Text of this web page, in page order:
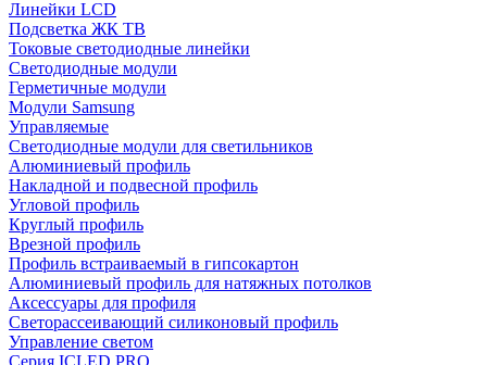
Линейки LCD
Подсветка ЖК ТВ
Токовые светодиодные линейки
Светодиодные модули
Герметичные модули
Модули Samsung
Управляемые
Светодиодные модули для светильников
Алюминиевый профиль
Накладной и подвесной профиль
Угловой профиль
Круглый профиль
Врезной профиль
Профиль встраиваемый в гипсокартон
Алюминиевый профиль для натяжных потолков
Аксессуары для профиля
Светорассеивающий силиконовый профиль
Управление светом
Серия ICLED PRO